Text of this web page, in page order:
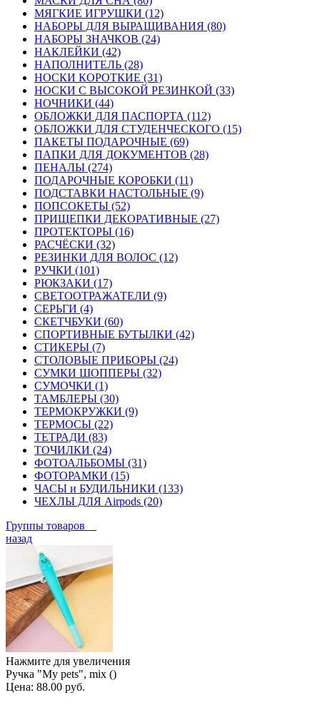
МЯГКИЕ ИГРУШКИ (12)
НАБОРЫ ДЛЯ ВЫРАЩИВАНИЯ (80)
НАБОРЫ ЗНАЧКОВ (24)
НАКЛЕЙКИ (42)
НАПОЛНИТЕЛЬ (28)
НОСКИ КОРОТКИЕ (31)
НОСКИ С ВЫСОКОЙ РЕЗИНКОЙ (33)
НОЧНИКИ (44)
ОБЛОЖКИ ДЛЯ ПАСПОРТА (112)
ОБЛОЖКИ ДЛЯ СТУДЕНЧЕСКОГО (15)
ПАКЕТЫ ПОДАРОЧНЫЕ (69)
ПАПКИ ДЛЯ ДОКУМЕНТОВ (28)
ПЕНАЛЫ (274)
ПОДАРОЧНЫЕ КОРОБКИ (11)
ПОДСТАВКИ НАСТОЛЬНЫЕ (9)
ПОПСОКЕТЫ (52)
ПРИЩЕПКИ ДЕКОРАТИВНЫЕ (27)
ПРОТЕКТОРЫ (16)
РАСЧЁСКИ (32)
РЕЗИНКИ ДЛЯ ВОЛОС (12)
РУЧКИ (101)
РЮКЗАКИ (17)
СВЕТООТРАЖАТЕЛИ (9)
СЕРЬГИ (4)
СКЕТЧБУКИ (60)
СПОРТИВНЫЕ БУТЫЛКИ (42)
СТИКЕРЫ (7)
СТОЛОВЫЕ ПРИБОРЫ (24)
СУМКИ ШОППЕРЫ (32)
СУМОЧКИ (1)
ТАМБЛЕРЫ (30)
ТЕРМОКРУЖКИ (9)
ТЕРМОСЫ (22)
ТЕТРАДИ (83)
ТОЧИЛКИ (24)
ФОТОАЛЬБОМЫ (31)
ФОТОРАМКИ (15)
ЧАСЫ и БУДИЛЬНИКИ (133)
ЧЕХЛЫ ДЛЯ Airpods (20)
Группы товаров
назад
Нажмите для увеличения
Ручка "My pets", mix ()
Цена: 88.00 руб.